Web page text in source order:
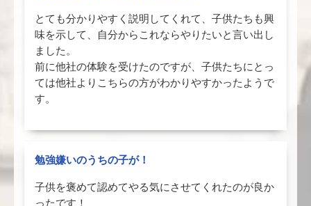
とても分かりやすく説明してくれて、子供たちも興
味を示して、自分からこれならやりたいと言い出し
ました。
前に他社の体験を受けたのですが、子供たちにとっ
ては他社よりこちらの方がわかりやすかったようで
す。
勉強嫌いのうちの子が！
子供を褒めて認めてやる気にさせてくれたのが良か
ったです！